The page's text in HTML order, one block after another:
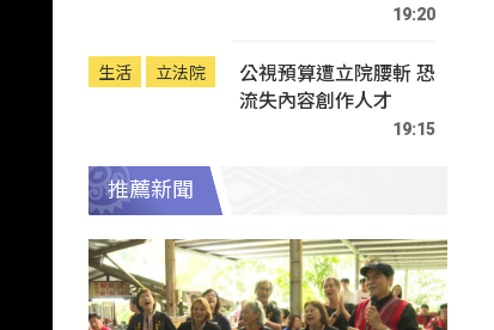
19:20
生活 立法院
公視預算遭立院腰斬 恐
流失內容創作人才
19:15
推薦新聞